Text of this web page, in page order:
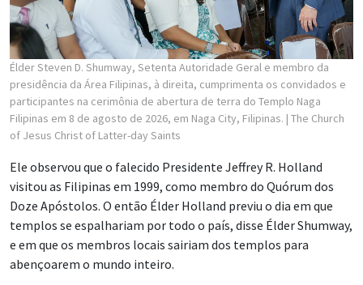
Élder Steven D. Shumway, Setenta Autoridade Geral e membro da
presidência da Área Filipinas, à direita, cumprimenta os convidados e
participantes na cerimônia de abertura de terra do Templo Naga
Filipinas em 8 de agosto de 2026, em Naga City, Filipinas. | The Church
of Jesus Christ of Latter-day Saints
Ele observou que o falecido Presidente Jeffrey R. Holland
visitou as Filipinas em 1999, como membro do Quórum dos
Doze Apóstolos. O então Élder Holland previu o dia em que
templos se espalhariam por todo o país, disse Élder Shumway,
e em que os membros locais sairiam dos templos para
abençoarem o mundo inteiro.